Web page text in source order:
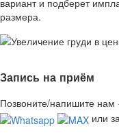
размера.
Запись на приём
Позвоните/напишите нам
или